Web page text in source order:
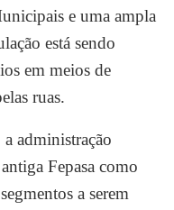
e uma ampla
está sendo
em meios de
ruas.
a administração
Fepasa como
a serem